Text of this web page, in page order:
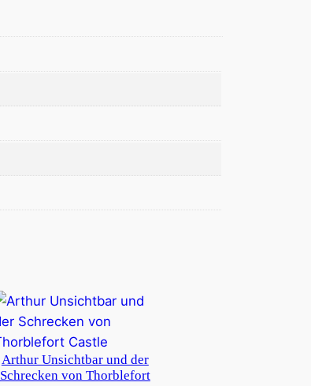
Arthur Unsichtbar und der
Schrecken von Thorblefort